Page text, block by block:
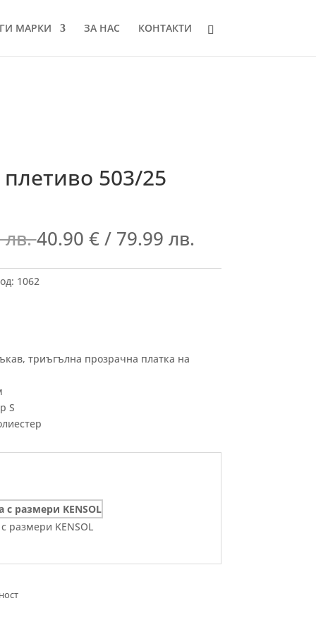
МАРКИ ЗА НАС КОНТАКТИ
503/25
лв.40.90 €/ 79.99 лв.
1062
триъгълна прозрачна платка на
S
размери KENSOL